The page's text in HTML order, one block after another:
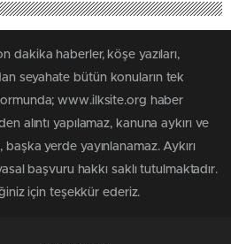
dakika haberler, köşe yazıları,
seyahate bütün konuların tek
www.ilksite.org haber
alıntı yapılamaz, kanuna aykırı ve
yerde yayınlanamaz. Aykırı
başvuru hakkı saklı tutulmaktadır.
için teşekkür ederiz.